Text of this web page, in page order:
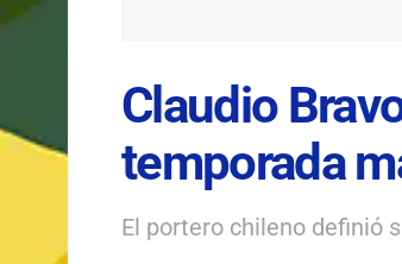
Claudio
temporada
El portero chileno definió